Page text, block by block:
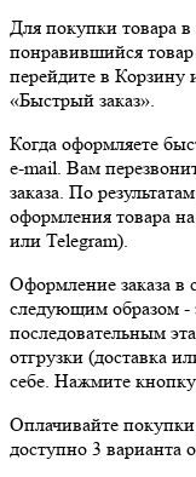
Для покупки товара
понравившийся товар
перейдите в Корзину
«Быстрый заказ».
Когда оформляете
e-mail. Вам
заказа. По
оформления товара
или Telegram).
Оформление заказа в
следующим образом -
последовательным
отгрузки (доставка
себе. Нажмите
Оплачивайте
доступно 3 варианта